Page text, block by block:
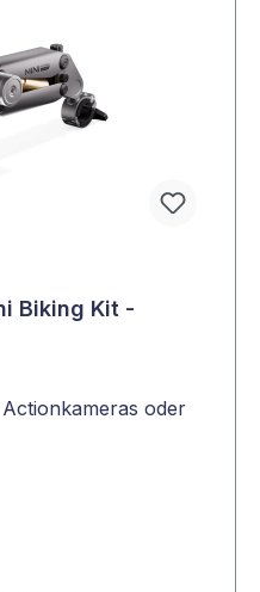
Biking Kit -
oder